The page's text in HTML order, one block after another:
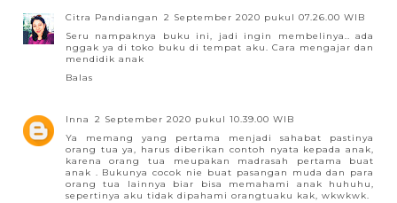
Citra Pandiangan
2 September 2020 pukul 07.26.00 WIB
Seru nampaknya buku ini, jadi ingin membelinya.. ada
nggak ya di toko buku di tempat aku. Cara mengajar dan
mendidik anak
Balas
Inna
2 September 2020 pukul 10.39.00 WIB
Ya memang yang pertama menjadi sahabat pastinya
orang tua ya, harus diberikan contoh nyata kepada anak,
karena orang tua meupakan madrasah pertama buat
anak . Bukunya cocok nie buat pasangan muda dan para
orang tua lainnya biar bisa memahami anak huhuhu,
sepertinya aku tidak dipahami orangtuaku kak, wkwkwk.